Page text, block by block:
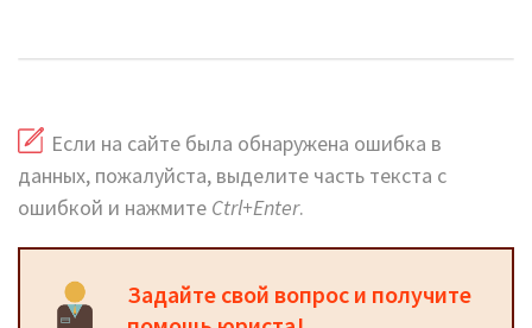
Если на сайте была обнаружена ошибка в
данных, пожалуйста, выделите часть текста с
ошибкой и нажмите Ctrl+Enter.
Задайте свой вопрос и получите